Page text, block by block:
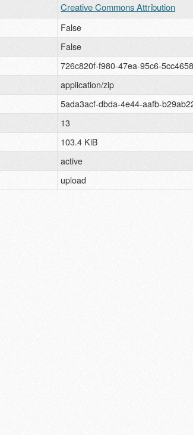
Creative Commons Attribution
False
False
726c820f-f980-47ea-95c6-
application/zip
5ada3acf-dbda-4e44-aafb-
13
103.4 KiB
active
upload